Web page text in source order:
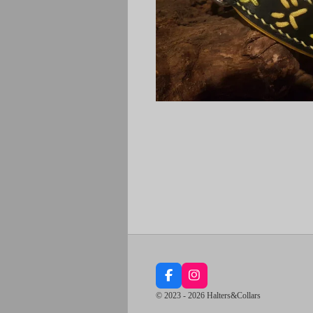
F
a
c
I
n
s
© 2023 - 2026 Halters&Collars